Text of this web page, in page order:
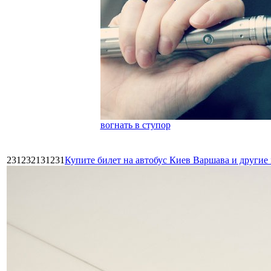
вогнать в ступор
231232131231Купите билет на автобус Киев Варшава и